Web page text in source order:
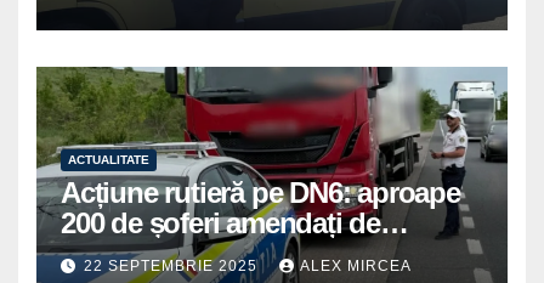
ACTUALITATE
Acțiune rutieră pe DN6: aproape
200 de șoferi amendați de
polițiștii din Mihăilești
22 SEPTEMBRIE 2025 ALEX MIRCEA